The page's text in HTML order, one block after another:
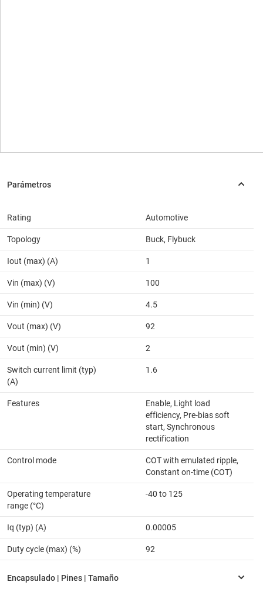
Rating Automotive
Topology Buck, Flybuck
Iout (max) (A) 1
Vin (max) (V) 100
Vin (min) (V) 4.5
Vout (max) (V) 92
Vout (min) (V) 2
Switch current limit (typ)
(A)
1.6
Features
Enable, Light load
efficiency, Pre-bias soft
start, Synchronous
rectification
Control mode
COT with emulated ripple,
Constant on-time (COT)
Operating temperature
range (°C)
-40 to 125
Iq (typ) (A) 0.00005
Duty cycle (max) (%) 92